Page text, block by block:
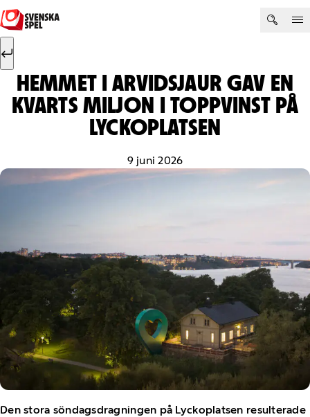
Hoppa till innehåll
Sök efter:
HEMMET I ARVIDSJAUR GAV EN
KVARTS MILJON I TOPPVINST PÅ
LYCKOPLATSEN
9 juni 2026
Den stora söndagsdragningen på Lyckoplatsen resulterade